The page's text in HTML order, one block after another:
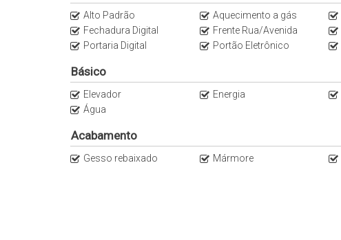
Alto Padrão Aquecimento a gás
Fechadura Digital
Frente Rua/Avenida
Portaria Digital
Portão Eletrônico
Básico
Elevador Energia
Água
Acabamento
Gesso rebaixado Mármore